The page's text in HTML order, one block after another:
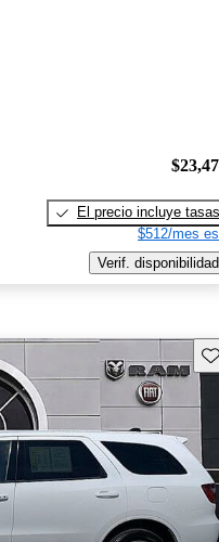
El precio incluye tasas
$512/mes
Verif. disponibilidad